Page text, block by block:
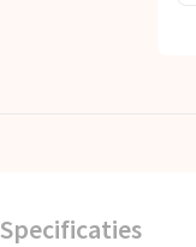
Specificaties